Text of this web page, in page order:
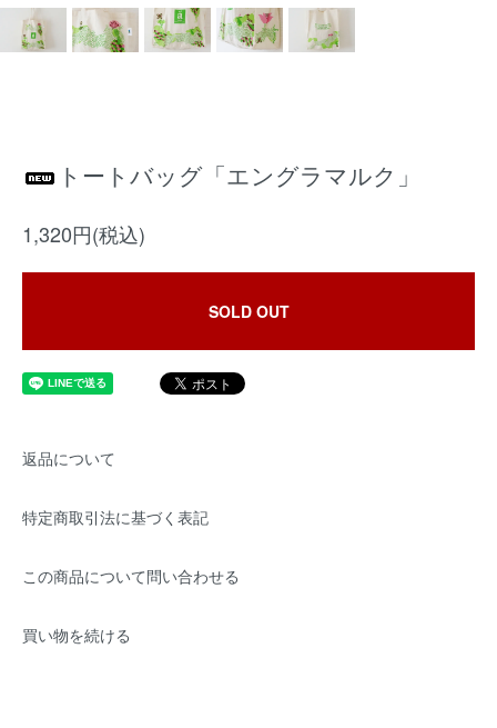
トートバッグ「エングラマルク」
1,320円(税込)
SOLD OUT
返品について
特定商取引法に基づく表記
この商品について問い合わせる
買い物を続ける